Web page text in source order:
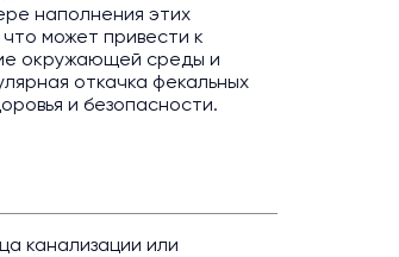
наполнения этих
может привести к
окружающей среды и
откачка фекальных
и безопасности.
канализации или